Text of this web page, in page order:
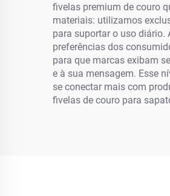
fivelas premium de couro
materiais: utilizamos
para suportar o uso diário.
preferências dos
para que marcas exibam
e à sua mensagem. Esse
se conectar mais com
fivelas de couro para